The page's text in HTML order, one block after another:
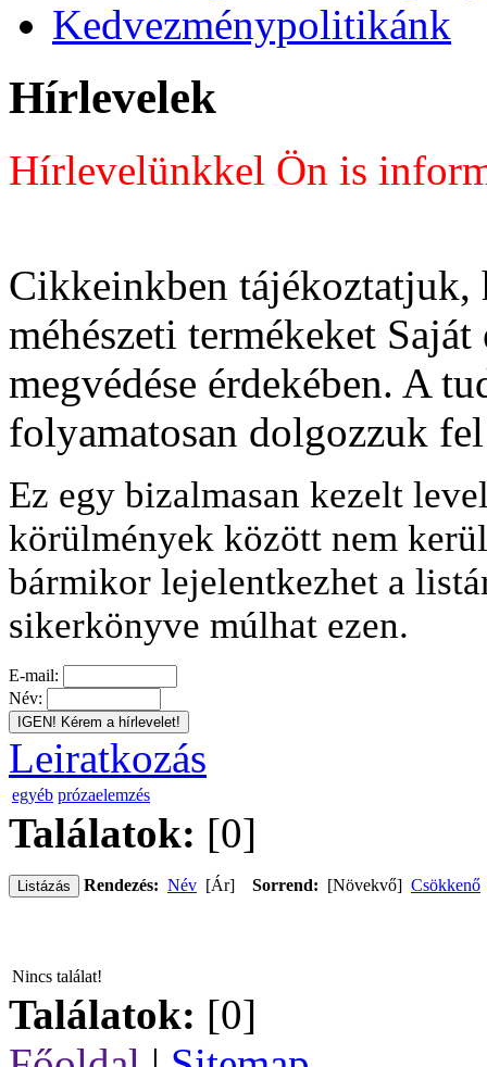
Kedvezménypolitikánk
Hírlevelek
Hírlevelünkkel Ön is
Cikkeinkben tájékoztatjuk,
méhészeti termékeket Saját
megvédése érdekében. A
folyamatosan dolgozzuk
Ez egy bizalmasan kezelt
körülmények között nem
bármikor lejelentkezhet a
sikerkönyve múlhat ezen.
E-mail:
Név:
Leiratkozás
egyéb prózaelemzés
Találatok: [0]
Rendezés: Név [Ár] Sorrend: [Növekvő] Csökkenő
Nincs találat!
Találatok: [0]